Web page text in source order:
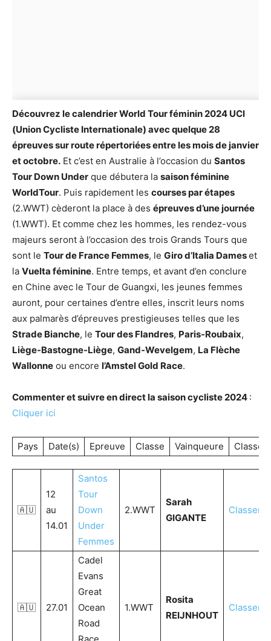
Découvrez le calendrier World Tour féminin 2024 UCI
(Union Cycliste Internationale) avec quelque 28
épreuves sur route répertoriées entre les mois de janvier
et octobre. Et c’est en Australie à l’occasion du Santos
Tour Down Under que débutera la saison féminine
WorldTour. Puis rapidement les courses par étapes
(2.WWT) cèderont la place à des épreuves d’une journée
(1.WWT). Et comme chez les hommes, les rendez-vous
majeurs seront à l’occasion des trois Grands Tours que
sont le Tour de France Femmes, le Giro d’Italia Dameset
la Vuelta féminine. Entre temps, et avant d’en conclure
en Chine avec le Tour de Guangxi, les jeunes femmes
auront, pour certaines d’entre elles, inscrit leurs noms
aux palmarès d’épreuves prestigieuses telles que les
Strade Bianche, le Tour des Flandres, Paris-Roubaix,
Liège-Bastogne-Liège, Gand-Wevelgem, La Flèche
Wallonne ou encore l’Amstel Gold Race.
Commenter et suivre en direct la saison cycliste 2024 :
Cliquer ici
Pays Date(s) Epreuve Classe Vainqueure
🇦🇺
12
au
14.01
Santos
Tour
Down
Under
Femmes
2.WWT
Sarah
GIGANTE
🇦🇺 27.01
Cadel
Evans
Great
Ocean
Road
1.WWT
Rosita
REIJNHOUT